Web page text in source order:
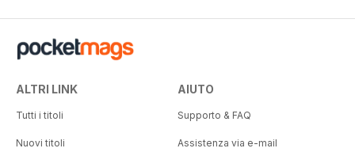
ALTRI LINK
Tutti i titoli
Nuovi titoli
AIUTO
Supporto & FAQ
Assistenza via e-mail